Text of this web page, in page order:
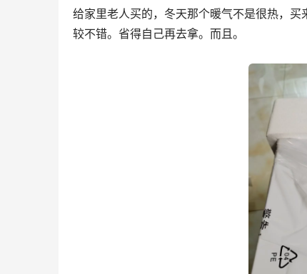
给家里老人买的，冬天那个暖气不是很热，
较不错。省得自己再去拿。而且。